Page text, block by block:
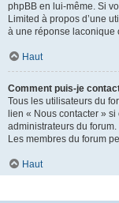
phpBB en lui-même. Si
Limited à propos d’une
à une réponse laconique
Haut
Comment puis-je
Tous les utilisateurs du
lien « Nous contacter »
administrateurs du forum.
Les membres du forum
Haut